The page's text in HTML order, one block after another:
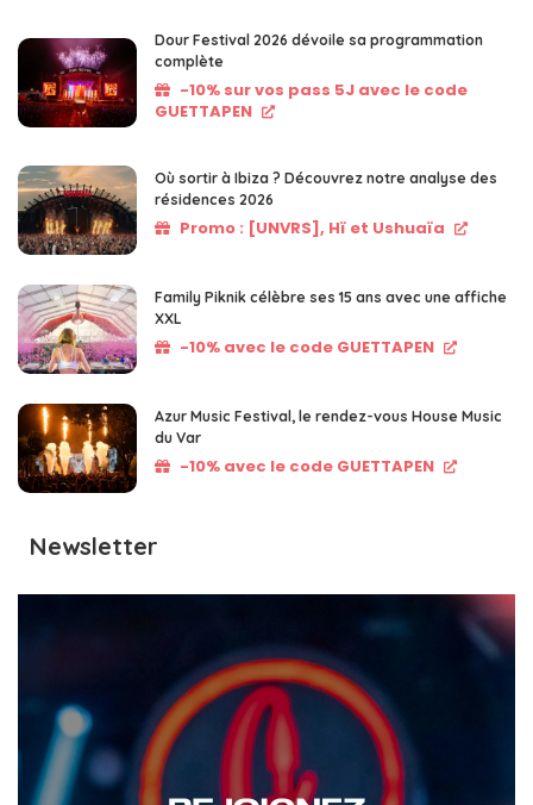
Dour Festival 2026 dévoile sa programmation
complète
-10% sur vos pass 5J avec le code
GUETTAPEN
Où sortir à Ibiza ? Découvrez notre analyse des
résidences 2026
Promo : [UNVRS], Hï et Ushuaïa
Family Piknik célèbre ses 15 ans avec une affiche
XXL
-10% avec le code GUETTAPEN
Azur Music Festival, le rendez-vous House Music
du Var
-10% avec le code GUETTAPEN
Newsletter